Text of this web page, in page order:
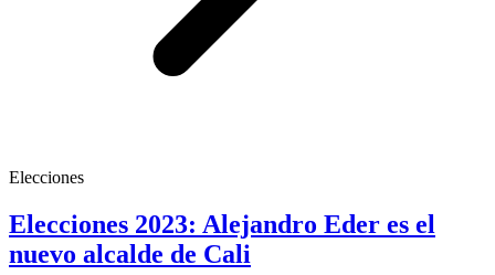
Elecciones
Elecciones 2023: Alejandro Eder es el
nuevo alcalde de Cali